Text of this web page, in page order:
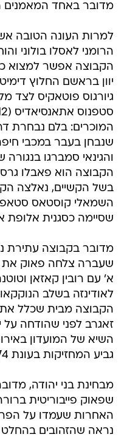
מדובר באחד המאמנים
למרות העונה הטובה
הרומני לאסלו בולוני
הקבוצה אפשר למצוא
יוון בראשם החלוץ
גיורגוס פוטאקיס
המוכרים: בלם נבחרת
שנבחן בעבר במכבי
והגינאי סמברגו
הקבוצה הוא פאבלו
בשל הקשיים, נאלצה
השמאלי קוסטאס
שסיימה כסגנית אלופת
מדובר בקבוצה עתירת
שעברה צלחה פאוק את
א' עם רובין קאזאן
לאודינזה בשלב
הקבוצה מבית שכלל את
זאגרב לפני שהודחה
השיא של המועדון
גביע המחזיקות בעונת 1973/74.
מבחינת בני יהודה,
שפאוק פייבוריטית
האחרות שעמדו על
נראה שהזהובים בהחלט